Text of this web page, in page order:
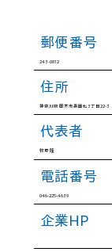
郵便番号
243-0812
住所
神奈川県 厚木市妻田北3丁目22-3
代表者
牧野 隆
電話番号
046-225-4639
企業HP